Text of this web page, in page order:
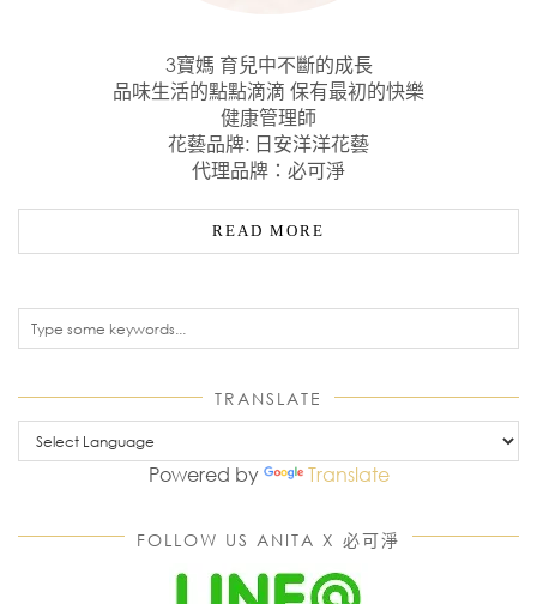
3寶媽 育兒中不斷的成長
品味生活的點點滴滴 保有最初的快樂
健康管理師
花藝品牌: 日安洋洋花藝
代理品牌：必可淨
READ MORE
TRANSLATE
Powered by Translate
FOLLOW US ANITA X 必可淨